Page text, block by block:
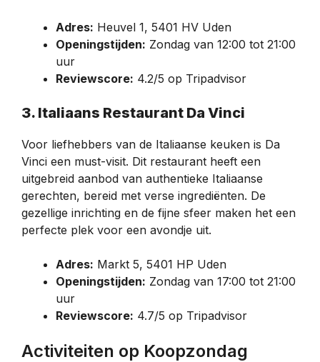
Adres: Heuvel 1, 5401 HV Uden
Openingstijden: Zondag van 12:00 tot 21:00
uur
Reviewscore: 4.2/5 op Tripadvisor
3. Italiaans Restaurant Da Vinci
Voor liefhebbers van de Italiaanse keuken is Da
Vinci een must-visit. Dit restaurant heeft een
uitgebreid aanbod van authentieke Italiaanse
gerechten, bereid met verse ingrediënten. De
gezellige inrichting en de fijne sfeer maken het een
perfecte plek voor een avondje uit.
Adres: Markt 5, 5401 HP Uden
Openingstijden: Zondag van 17:00 tot 21:00
uur
Reviewscore: 4.7/5 op Tripadvisor
Activiteiten op Koopzondag